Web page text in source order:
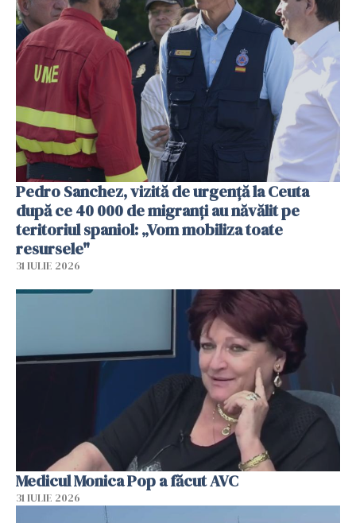
Pedro Sanchez, vizită de urgență la Ceuta
după ce 40 000 de migranți au năvălit pe
teritoriul spaniol: „Vom mobiliza toate
resursele"
31 IULIE 2026
Medicul Monica Pop a făcut AVC
31 IULIE 2026